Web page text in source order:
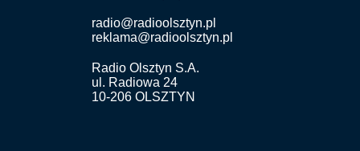
radio@radioolsztyn.pl
reklama@radioolsztyn.pl
Radio Olsztyn S.A.
ul. Radiowa 24
10-206 OLSZTYN